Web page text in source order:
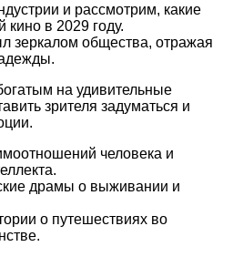
и рассмотрим, какие
в 2029 году.
зеркалом общества, отражая
на удивительные
зрителя задуматься и
человека и
драмы о выживании и
о путешествиях во